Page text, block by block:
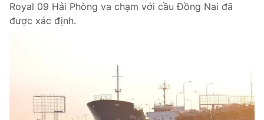
Photo Infographic
VTV Thể thao
VTV Sức khoẻ Bất động sản
Royal 09 Hải Phòng va chạm với cầu Đồng Nai đã
được xác định.